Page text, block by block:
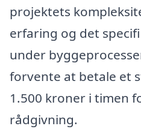
projektets
erfaring og det
under
forvente at betale et
1.500 kroner i timen
rådgivning.